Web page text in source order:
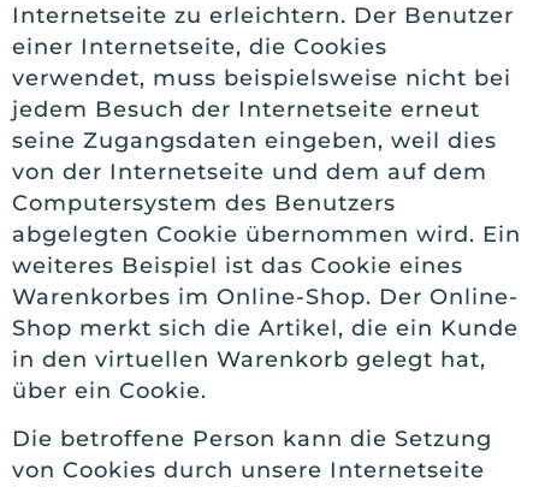
Internetseite zu erleichtern. Der Benutzer
einer Internetseite, die Cookies
verwendet, muss beispielsweise nicht bei
jedem Besuch der Internetseite erneut
seine Zugangsdaten eingeben, weil dies
von der Internetseite und dem auf dem
Computersystem des Benutzers
abgelegten Cookie übernommen wird. Ein
weiteres Beispiel ist das Cookie eines
Warenkorbes im Online-Shop. Der Online-
Shop merkt sich die Artikel, die ein Kunde
in den virtuellen Warenkorb gelegt hat,
über ein Cookie.
Die betroffene Person kann die Setzung
von Cookies durch unsere Internetseite